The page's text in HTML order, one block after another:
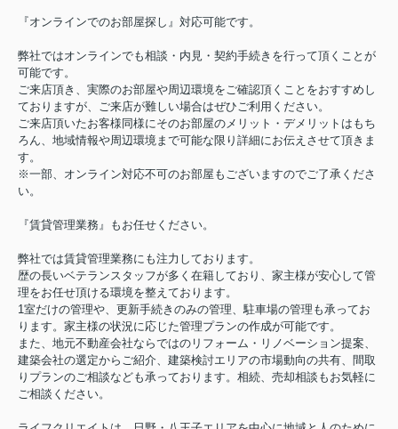
『オンラインでのお部屋探し』対応可能です。
弊社ではオンラインでも相談・内見・契約手続きを行って頂くことが
可能です。
ご来店頂き、実際のお部屋や周辺環境をご確認頂くことをおすすめし
ておりますが、ご来店が難しい場合はぜひご利用ください。
ご来店頂いたお客様同様にそのお部屋のメリット・デメリットはもち
ろん、地域情報や周辺環境まで可能な限り詳細にお伝えさせて頂きま
す。
※一部、オンライン対応不可のお部屋もございますのでご了承くださ
い。
『賃貸管理業務』もお任せください。
弊社では賃貸管理業務にも注力しております。
歴の長いベテランスタッフが多く在籍しており、家主様が安心して管
理をお任せ頂ける環境を整えております。
1室だけの管理や、更新手続きのみの管理、駐車場の管理も承ってお
ります。家主様の状況に応じた管理プランの作成が可能です。
また、地元不動産会社ならではのリフォーム・リノベーション提案、
建築会社の選定からご紹介、建築検討エリアの市場動向の共有、間取
りプランのご相談なども承っております。相続、売却相談もお気軽に
ご相談ください。